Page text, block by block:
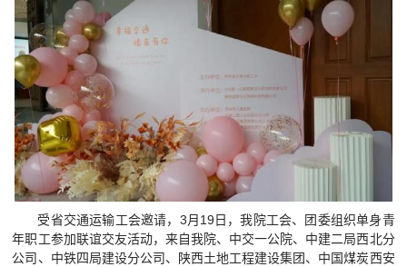
受省交通运输工会邀请，3月19日，我院工会、团委组织单身青
年职工参加联谊交友活动，来自我院、中交一公院、中建二局西北分
公司、中铁四局建设分公司、陕西土地工程建设集团、中国煤炭西安